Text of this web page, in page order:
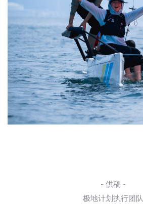
- 供稿 -
极地计划执行团队